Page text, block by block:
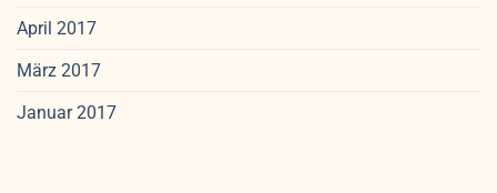
April 2017
März 2017
Januar 2017